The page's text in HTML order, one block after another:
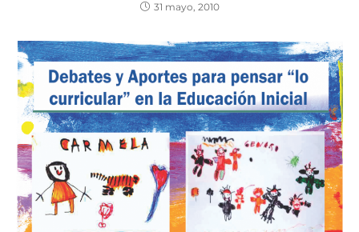
31 mayo, 2010